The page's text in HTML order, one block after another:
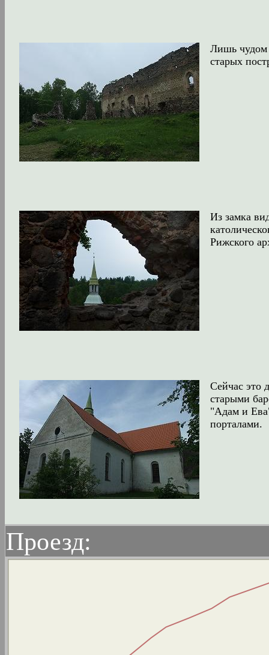
Лишь чудом
старых
Из замка
Рижского
Сейчас это
старыми
"Адам и
порталами.
Проезд: